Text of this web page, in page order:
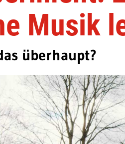
Musik
überhaupt?